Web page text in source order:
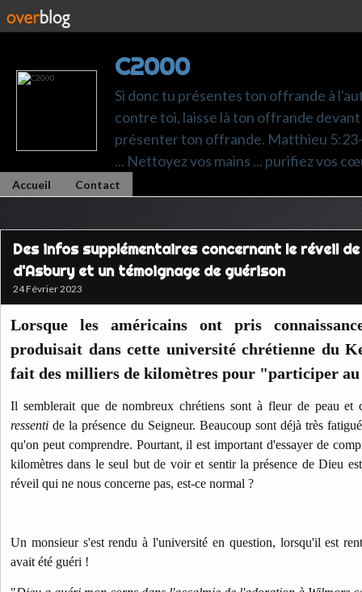
C2000
Si donc tu présentes ton offrande à
contre toi, laisse là ton offrande
présenter ton offrande. Matthieu 5:23-
... Nettoyez vos mains ... purifiez vos
Accueil Contact
Des infos supplémentaires concernant le réveil
d'Asbury et un témoignage de guérison
24 Février 2023
Lorsque les américains ont pris
produisait dans cette université chrétienne du
fait des milliers de kilomètres pour "participer
Il semblerait que de nombreux chrétiens sont à fleur de peau et
ressenti de la présence du Seigneur. Beaucoup sont déjà très
qu'on peut comprendre. Pourtant, il est important d'essayer de
kilomètres dans le seul but de voir et sentir la présence de Dieu
réveil qui ne nous concerne pas, est-ce normal ?
Un monsieur s'est rendu à l'université en question, lorsqu'il est
avait été guéri !